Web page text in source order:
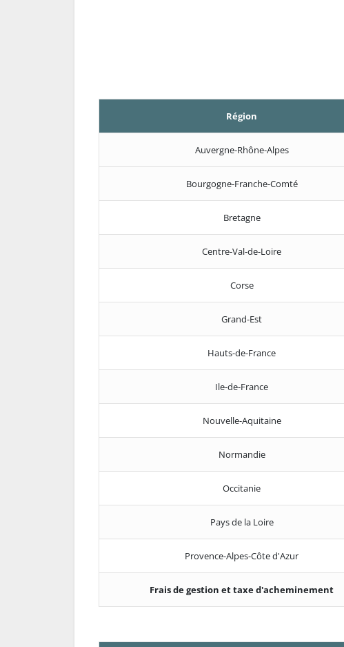
Région
Auvergne-Rhône-Alpes
Bourgogne-Franche-Comté
Bretagne
Centre-Val-de-Loire
Corse
Grand-Est
Hauts-de-France
Ile-de-France
Nouvelle-Aquitaine
Normandie
Occitanie
Pays de la Loire
Provence-Alpes-Côte d'Azur
Frais de gestion et taxe d'acheminement